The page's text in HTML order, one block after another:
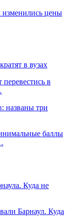
изменились цены
в вузах
в
названы три
баллы
Куда не
Барнаул. Куда